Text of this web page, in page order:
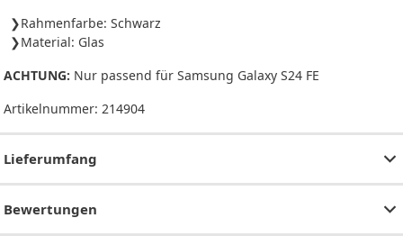
Rahmenfarbe: Schwarz
Material: Glas
ACHTUNG: Nur passend für Samsung Galaxy S24 FE
Artikelnummer: 214904
Lieferumfang
Bewertungen